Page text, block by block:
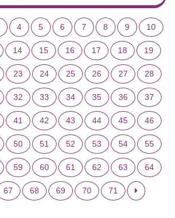
4 5 6 7 8 9 10
14 15 16 17 18 19
23 24 25 26 27 28
32 33 34 35 36 37
41 42 43 44 45 46
50 51 52 53 54 55
59 60 61 62 63 64
67 68 69 70 71